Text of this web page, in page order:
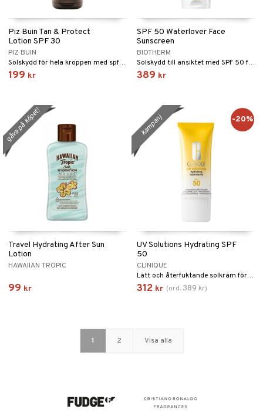
Piz Buin Tan & Protect
Lotion SPF 30
PIZ BUIN
Solskydd för hela kroppen med spf 30 från Piz Buin
199 kr
SPF 50 Waterlover Face
Sunscreen
BIOTHERM
Solskydd till ansiktet med SPF 50 från Biotherm
389 kr
Travel Hydrating After Sun
Lotion
HAWAIIAN TROPIC
99 kr
gåva på köpet!
UV Solutions Hydrating SPF
50
CLINIQUE
Lätt och återfuktande solkräm för daglig användning från Clinique
312 kr (ord. 389 kr)
kampanj -20%
1 2 Visa alla